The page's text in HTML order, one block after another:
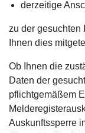
derzeitige
zu der gesuchten
Ihnen dies
Ob Ihnen die
Daten der
pflichtgemäßem
Auskunftssperre